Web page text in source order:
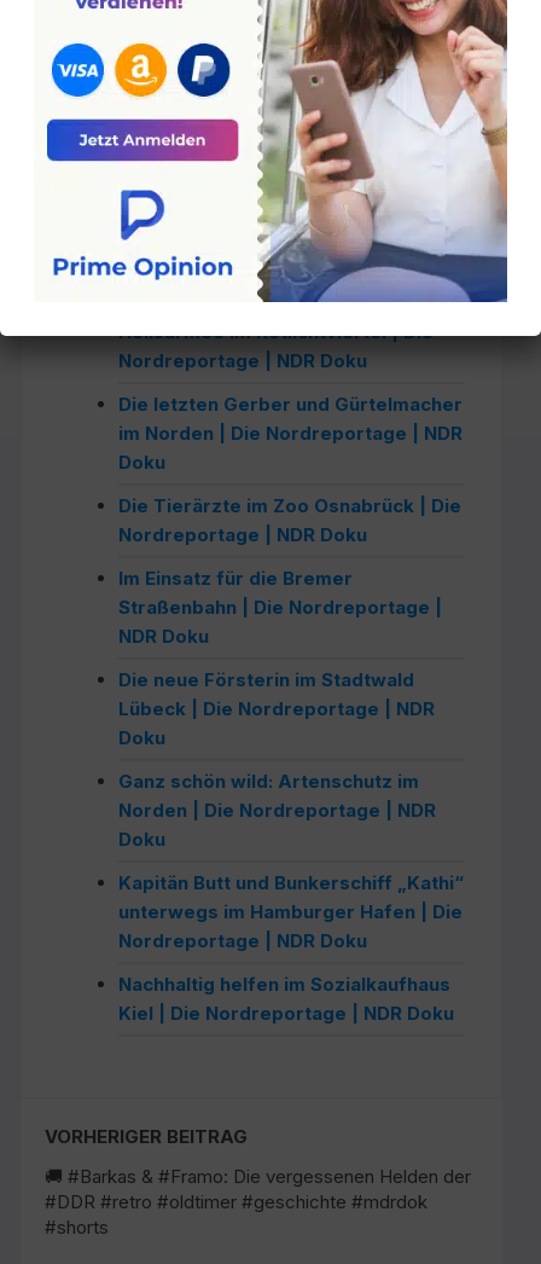
Groß, schwer und sperrig – Die
Verladeprofis im Hafen Bremen | Die
Nordreportage | NDR Doku
Sylt – Im Einsatz für die Urlauber |
Die Nordreportage | NDR Doku
Elektrisch unterwegs: Die neuen
Löschboote im Hamburger Hafen |
Die Nordreportage | NDR Doku
Hamburger Reeperbahn: Die
Heilsarmee im Rotlichtviertel | Die
Nordreportage | NDR Doku
Die letzten Gerber und Gürtelmacher
im Norden | Die Nordreportage | NDR
Doku
Die Tierärzte im Zoo Osnabrück | Die
Nordreportage | NDR Doku
Im Einsatz für die Bremer
Straßenbahn | Die Nordreportage |
NDR Doku
Die neue Försterin im Stadtwald
Lübeck | Die Nordreportage | NDR
Doku
Ganz schön wild: Artenschutz im
Norden | Die Nordreportage | NDR
Doku
Kapitän Butt und Bunkerschiff „Kathi“
unterwegs im Hamburger Hafen | Die
Nordreportage | NDR Doku
Nachhaltig helfen im Sozialkaufhaus
Kiel | Die Nordreportage | NDR Doku
VORHERIGER BEITRAG
🚚 #Barkas & #Framo: Die vergessenen Helden der
#DDR #retro #oldtimer #geschichte #mdrdok
#shorts